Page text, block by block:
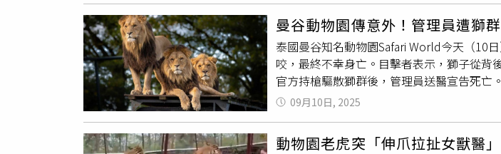
咬，從果皮吃到果肉，吃貨模樣逗趣可愛；
抓取柚子果肉往嘴裡塞，吃得津津有味。（
及柳橙等食材製成「果凍月餅」，並以黃槿
蔔的冠豪豬也被收服，象龜更誇張地連盛
蟲。（圖／高市觀光局）最特別的是，狐獴
「二妞」和「阿生」則收到
山動物園為孟加拉虎準備貓草月餅。（圖／
曼谷動物園傳意外！管理員遭獅
泰國曼谷知名動物園Safari World今天（10
咬，最終不幸身亡。目擊者表示，獅子從背
官方持槍驅散獅群後，管理員送醫宣告死亡
生在當地時間上午11點左右，管理員剛走
管理員壓倒，且不斷撕咬人體。包括多名
員持槍趕到後，獅子才散開，但管理員已
自駕遊覽區，地上仍留有血跡。目擊者表示
09月10日, 2025
動物園老虎突「伸爪拉扯女獸醫